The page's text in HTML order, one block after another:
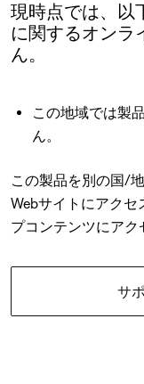
現時点では、以
に関するオンラ
ん。
この地域では製
ん。
この製品を別の国/
Webサイトにアク
プコンテンツにアク
サ